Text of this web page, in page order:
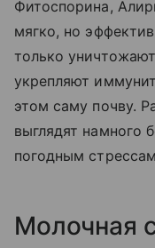
Фитоспорина,
мягко, но
только
укрепляют
этом саму почву.
выглядят намного
погодным
Молочная